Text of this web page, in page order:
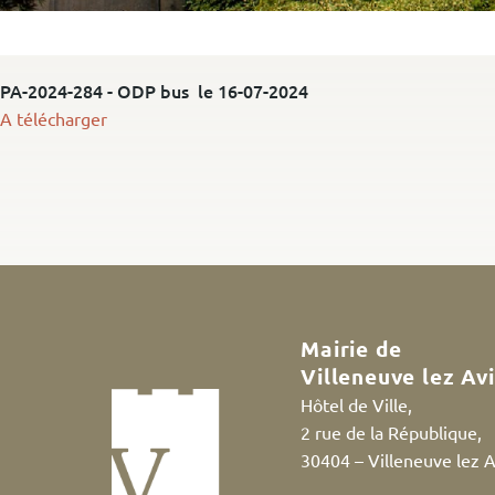
PA-2024-284 - ODP bus le 16-07-2024
A télécharger
Mairie de
Villeneuve lez
Hôtel de Ville,
2 rue de la République,
30404 – Villeneuve lez